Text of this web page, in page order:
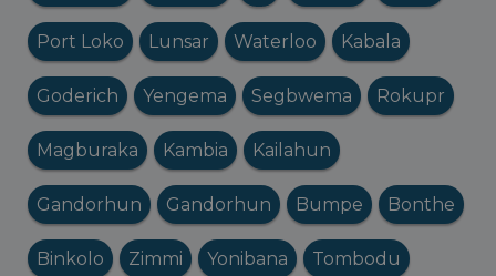
Port Loko Lunsar Waterloo Kabala
Goderich Yengema Segbwema Rokupr
Magburaka Kambia Kailahun
Gandorhun Gandorhun Bumpe Bonthe
Binkolo Zimmi Yonibana Tombodu